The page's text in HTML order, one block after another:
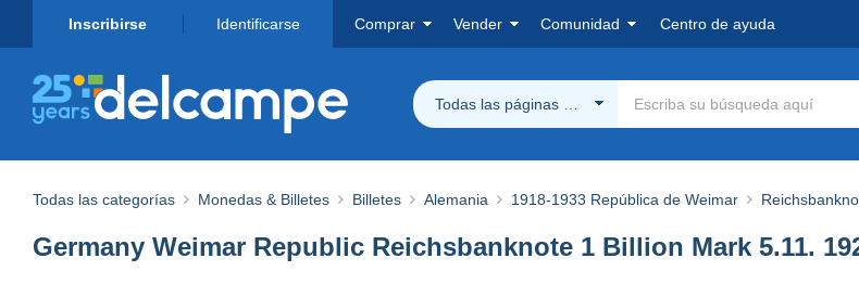
Inscribirse Identificarse Comprar Vender Comunidad Centro de ayuda
Todas las páginas Delcampe
Todas las categorías Monedas & Billetes Billetes Alemania 1918-1933 República de Weimar
Germany Weimar Republic Reichsbanknote 1 Billion Mark 5.11.